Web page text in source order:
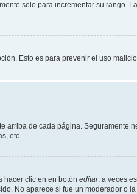
solo para incrementar su rango.
Esto es para prevenir el uso
de cada página. Seguramente
etc.
hacer clic en en botón editar, a veces
No aparece si fue un moderador o